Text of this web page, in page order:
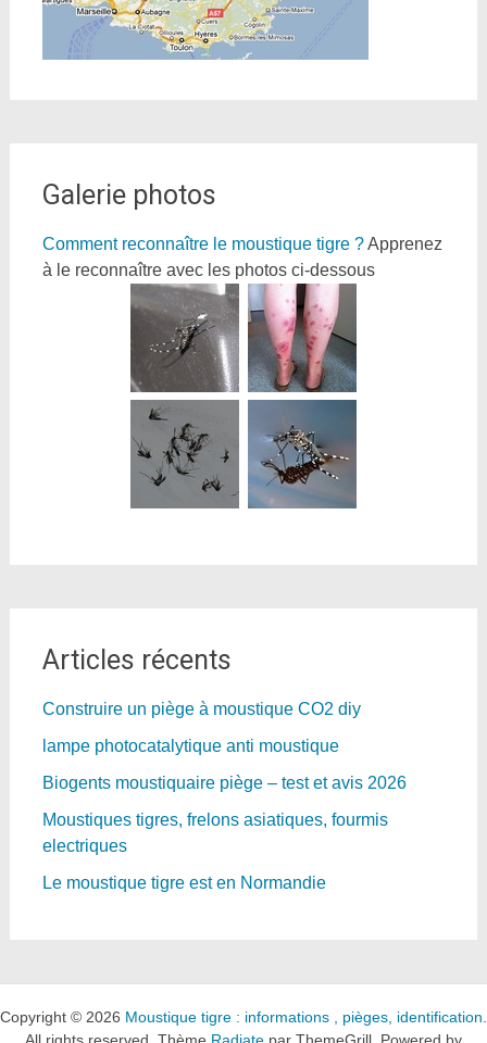
Galerie photos
Comment reconnaître le moustique tigre ?Apprenez
à le reconnaître avec les photos ci-dessous
Articles récents
Construire un piège à moustique CO2 diy
lampe photocatalytique anti moustique
Biogents moustiquaire piège – test et avis 2026
Moustiques tigres, frelons asiatiques, fourmis
electriques
Le moustique tigre est en Normandie
Copyright © 2026 Moustique tigre : informations , pièges, identification
All rights reserved. Thème Radiate par ThemeGrill. Powered by